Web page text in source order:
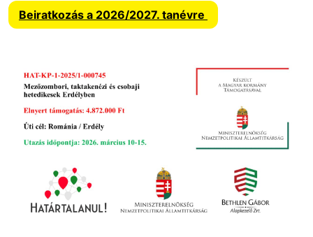
Beiratkozás a 2026/2027. tanévre